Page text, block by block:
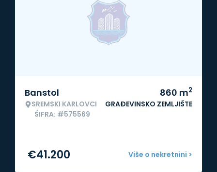
Banstol
SREMSKI KARLOVCI
ŠIFRA: #575569
860 m2
GRAĐEVINSKO ZEMLJIŠTE
Više o nekretnini >
€41.200